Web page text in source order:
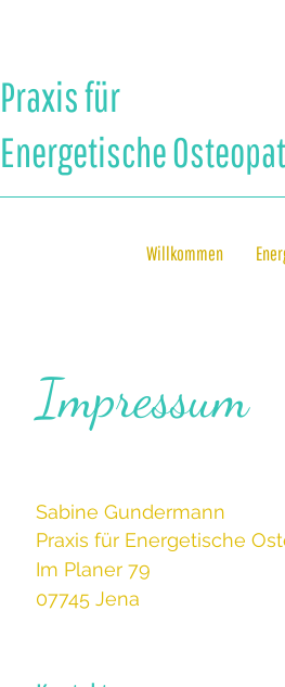
Praxis für
Energetische
Willkommen
Impressum
Sabine Gundermann
Praxis für Energetische
Im Planer 79
07745 Jena